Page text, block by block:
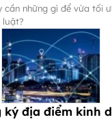
những gì để vừa tối
luật?
ký địa điểm kinh